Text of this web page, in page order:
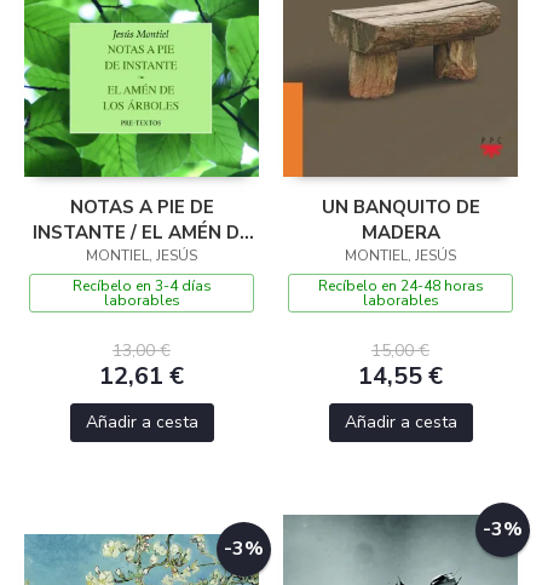
NOTAS A PIE DE
INSTANTE / EL AMÉN DE
LOS ÁRBOLES
MONTIEL, JESÚS
Recíbelo en 3-4 días
laborables
13,00 €
12,61 €
Añadir a cesta
UN BANQUITO DE
MADERA
MONTIEL, JESÚS
Recíbelo en 24-48 horas
laborables
15,00 €
14,55 €
Añadir a cesta
-3%
-3%